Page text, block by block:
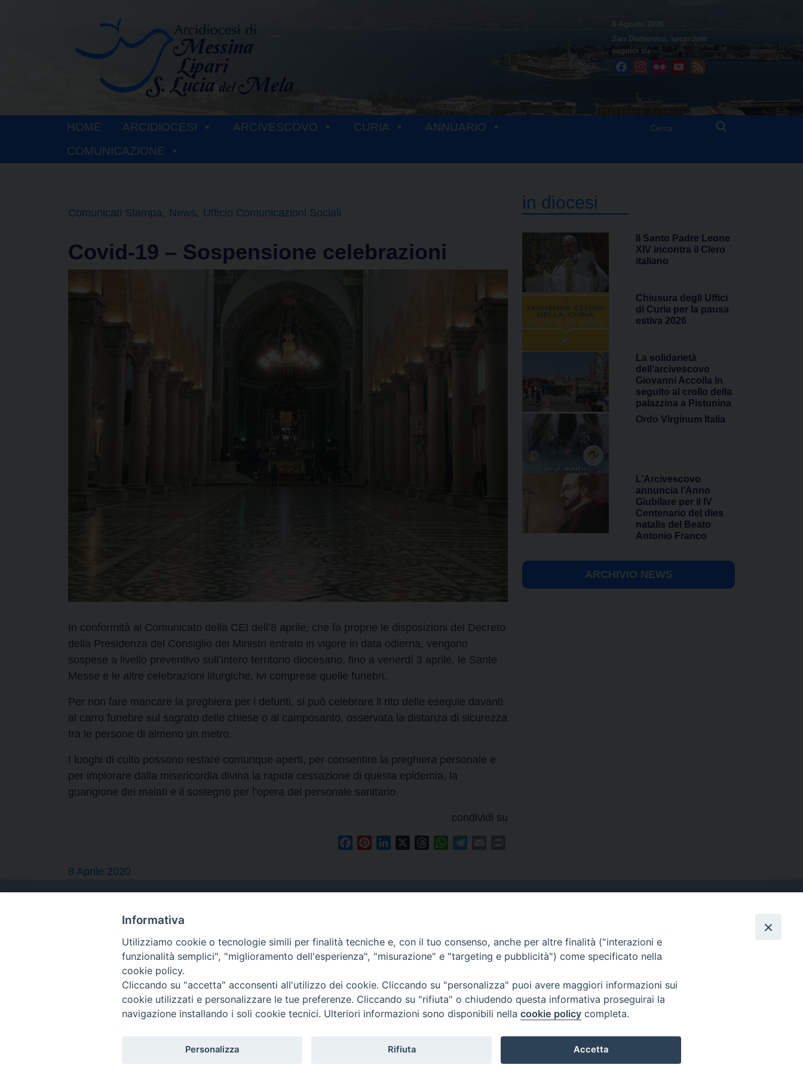
8 Agosto 2026
San Domenico, sacerdote
seguici su
FacebookInstagram
Flickr YouTube
HOME ARCIDIOCESI ARCIVESCOVO CURIA
ANNUARIO
COMUNICAZIONE
Comunicati Stampa News Ufficio Comunicazioni Sociali
Covid-19 – Sospensione celebrazioni
In conformità al Comunicato della CEI dell’8 aprile, che fa proprie le disposizioni del Decreto
della Presidenza del Consiglio dei Ministri entrato in vigore in data odierna, vengono
sospese a livello preventivo sull’intero territorio diocesano, fino a venerdì 3 aprile, le Sante
Messe e le altre celebrazioni liturgiche, ivi comprese quelle funebri.
Per non fare mancare la preghiera per i defunti, si può celebrare il rito delle esequie davanti
al carro funebre sul sagrato delle chiese o al camposanto, osservata la distanza di sicurezza
tra le persone di almeno un metro.
I luoghi di culto possono restare comunque aperti, per consentire la preghiera personale e
per implorare dalla misericordia divina la rapida cessazione di questa epidemia, la
guarigione dei malati e il sostegno per l’opera del personale sanitario.
condividi su
FacebookPinterestLinkedIn ThreadsWhatsApp
8 Aprile 2020
in diocesi
Il Santo Padre Leone
XIV incontra il Clero
italiano
Chiusura degli Uffici
di Curia per la pausa
estiva 2026
La solidarietà
dell’arcivescovo
Giovanni Accolla In
seguito al crollo della
palazzina a Pistunina
Ordo Virginum Italia
L’Arcivescovo
annuncia l’Anno
Giubilare per il IV
Centenario del dies
natalis del Beato
Antonio Franco
ARCHIVIO NEWS
Indirizzo
Via Garibaldi, 67 - 98122
Orari
da lunedi al venerdi dalle ore
Contatti
Tel. 090.6684111 - Fax.
arcivescovo.messina@tin.it
Canali social
Informativa
Utilizziamo cookie o tecnologie simili per finalità tecniche e, con il tuo consenso, anche per altre finalità ("interazioni e
funzionalità semplici", "miglioramento dell'esperienza", "misurazione" e "targeting e pubblicità") come specificato nella
cookie policy.
Cliccando su "accetta" acconsenti all'utilizzo dei cookie. Cliccando su "personalizza" puoi avere maggiori informazioni sui
cookie utilizzati e personalizzare le tue preferenze. Cliccando su "rifiuta" o chiudendo questa informativa proseguirai la
navigazione installando i soli cookie tecnici. Ulteriori informazioni sono disponibili nella cookie policy completa.
Personalizza Rifiuta Accetta